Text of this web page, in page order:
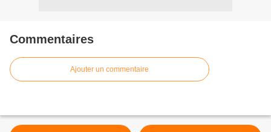
Commentaires
Ajouter un commentaire